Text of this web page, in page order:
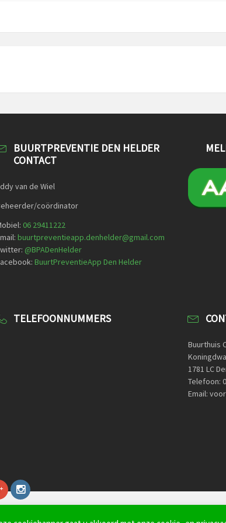
BUURTPREVENTIE DEN HELDER
CONTACT
van de Wiel
coördinator
06 29411222
buurtpreventieapp.denhelder@gmail.com
@BPADenHelder
BuurtPreventieApp Den Helder
TELEFOONNUMMERS
Buurthuis
1781 LC
Telefoon:
Email: